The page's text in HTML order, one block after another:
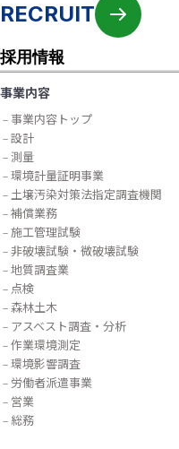
RECRUIT
採用情報
事業内容
事業内容トップ
設計
測量
環境計量証明事業
土壌汚染対策法指定調査機関
補償業務
施工管理試験
非破壊試験・微破壊試験
地質調査業
点検
森林土木
アスベスト調査・分析
作業環境測定
環境影響調査
労働者派遣事業
営業
総務